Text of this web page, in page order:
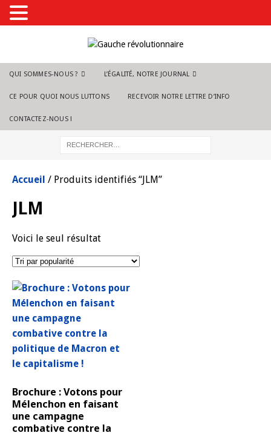
QUI SOMMES-NOUS ? L’ÉGALITÉ, NOTRE JOURNAL
CE POUR QUOI NOUS LUTTONS RECEVOIR NOTRE LETTRE D’INFO
CONTACTEZ-NOUS !
Accueil / Produits identifiés “JLM”
JLM
Voici le seul résultat
Brochure : Votons pour
Mélenchon en faisant
une campagne
combative contre la